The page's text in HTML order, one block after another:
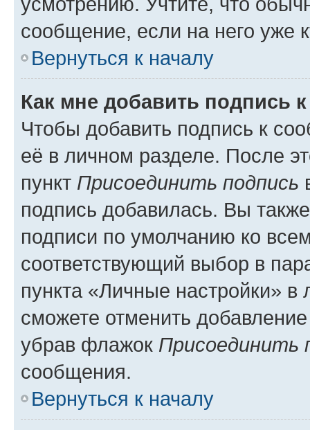
сообщение, если на него уже
Вернуться к началу
Как мне добавить подпись
Чтобы добавить подпись к
её в личном разделе. После
пункт Присоединить подпись
подпись добавилась. Вы
подписи по умолчанию ко
соответствующий выбор в
пункта «Личные настройки»
сможете отменить
убрав флажок Присоединить
сообщения.
Вернуться к началу